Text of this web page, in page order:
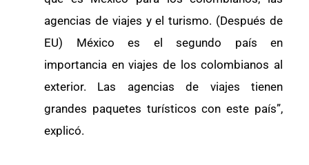
agencias de viajes y el turismo. (Después de
EU) México es el segundo país en
importancia en viajes de los colombianos al
exterior. Las agencias de viajes tienen
grandes paquetes turísticos con este país”,
explicó.